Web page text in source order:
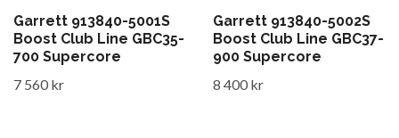
Garrett 913840-5001S
Boost Club Line GBC35-
700 Supercore
7 560 kr
Garrett 913840-5002S
Boost Club Line GBC37-
900 Supercore
8 400 kr